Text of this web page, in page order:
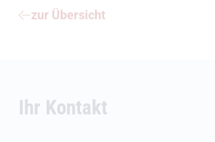
zur Übersicht
Ihr Kontakt